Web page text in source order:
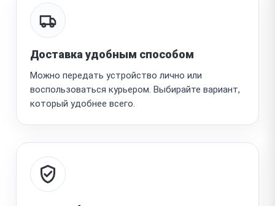
Доставка удобным способом
Можно передать устройство лично или
воспользоваться курьером. Выбирайте вариант,
который удобнее всего.